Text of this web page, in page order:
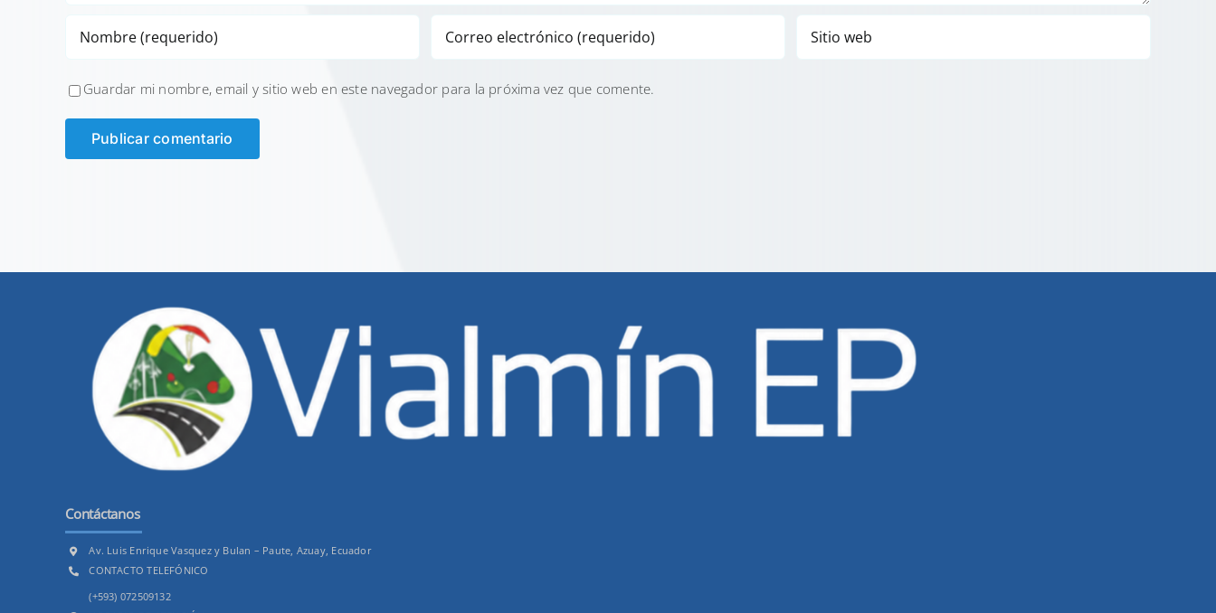
Guardar mi nombre, email y sitio web en este navegador para la próxima vez que comente.
Contáctanos
Av. Luis Enrique Vasquez y Bulan – Paute, Azuay, Ecuador
CONTACTO TELEFÓNICO
(+593) 072509132